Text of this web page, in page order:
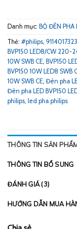
Danh mục: BỘ ĐÈN PHA
Thẻ: #philips,
BVP150 LED8/CW 220-
10W SWB CE, BVP150
BVP150 10W LED8 SWB
10W SWB CE, Đèn pha
Đèn pha LED BVP150
philips, led pha philips
THÔNG TIN SẢN
THÔNG TIN BỔ SUNG
ĐÁNH GIÁ (3)
HƯỚNG DẪN MUA